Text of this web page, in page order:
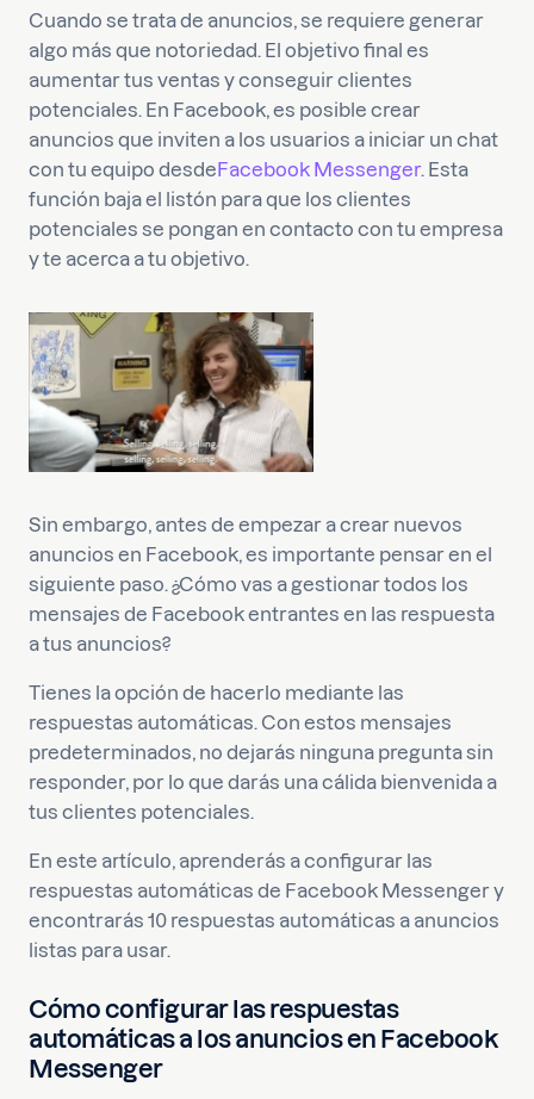
Cuando se trata de anuncios, se requiere generar
algo más que notoriedad. El objetivo final es
aumentar tus ventas y conseguir clientes
potenciales. En Facebook, es posible crear
anuncios que inviten a los usuarios a iniciar un chat
con tu equipo desdeFacebook Messenger. Esta
función baja el listón para que los clientes
potenciales se pongan en contacto con tu empresa
y te acerca a tu objetivo.
Sin embargo, antes de empezar a crear nuevos
anuncios en Facebook, es importante pensar en el
siguiente paso. ¿Cómo vas a gestionar todos los
mensajes de Facebook entrantes en las respuesta
a tus anuncios?
Tienes la opción de hacerlo mediante las
respuestas automáticas. Con estos mensajes
predeterminados, no dejarás ninguna pregunta sin
responder, por lo que darás una cálida bienvenida a
tus clientes potenciales.
En este artículo, aprenderás a configurar las
respuestas automáticas de Facebook Messenger y
encontrarás 10 respuestas automáticas a anuncios
listas para usar.
Cómo configurar las respuestas
automáticas a los anuncios en Facebook
Messenger